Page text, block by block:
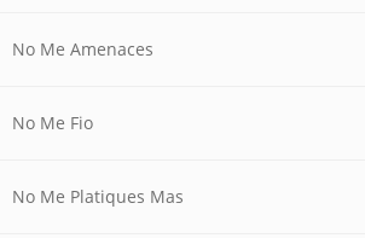
No Me Amenaces
No Me Fio
No Me Platiques Mas